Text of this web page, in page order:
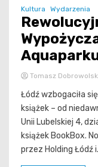
Kultura Wydarzenia
Tomasz
Łódź wzbogaciła
książek – od
Unii Lubelskiej 4,
książek BookBox.
przez Holding Łódź